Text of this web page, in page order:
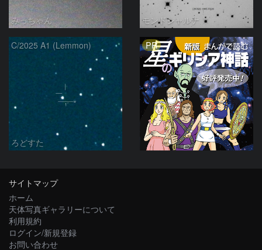
みっちゃん モンドシャルナ
C/2025 A1 (Lemmon)
ろどすた
PR
サイトマップ
ホーム
天体写真ギャラリーについて
利用規約
ログイン/新規登録
お問い合わせ